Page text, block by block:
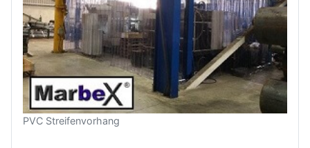
PVC Streifenvorhang